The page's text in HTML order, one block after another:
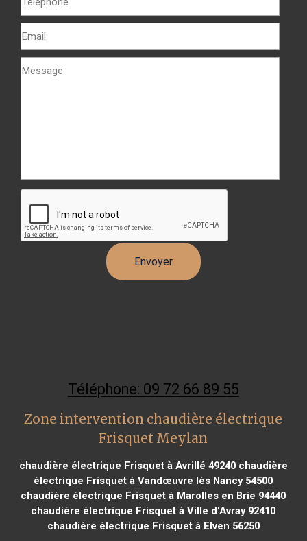
Téléphone: 09 72 66 89 55
Zone intervention chaudière électrique
Frisquet Meylan
chaudière électrique Frisquet à Avrillé 49240chaudière
électrique Frisquet à Vandœuvre lès Nancy 54500
chaudière électrique Frisquet à Marolles en Brie 94440
chaudière électrique Frisquet à Ville d'Avray 92410
chaudière électrique Frisquet à Elven 56250